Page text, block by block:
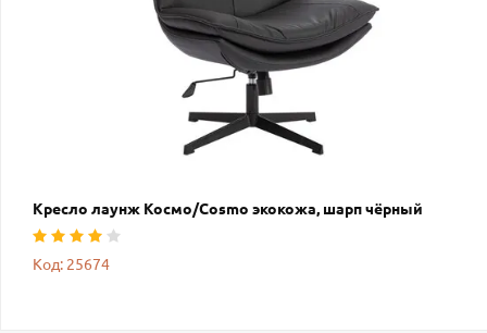
Кресло лаунж Космо/Cosmo экокожа, шарп чёрный
Код: 25674